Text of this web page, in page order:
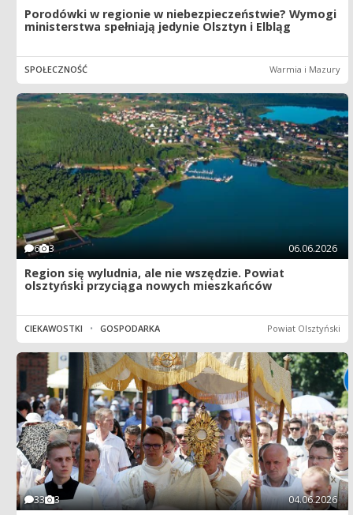
Porodówki w regionie w niebezpieczeństwie? Wymogi
ministerstwa spełniają jedynie Olsztyn i Elbląg
SPOŁECZNOŚĆ Warmia i Mazury
6 3 06.06.2026
Region się wyludnia, ale nie wszędzie. Powiat
olsztyński przyciąga nowych mieszkańców
CIEKAWOSTKI • GOSPODARKA Powiat Olsztyński
33 3 04.06.2026